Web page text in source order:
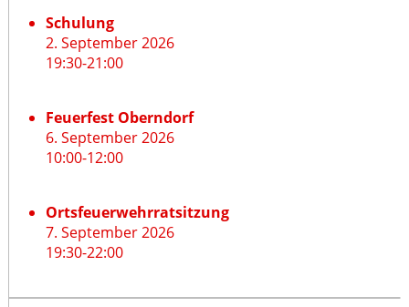
Schulung
2. September 2026
19:30-21:00
Feuerfest Oberndorf
6. September 2026
10:00-12:00
Ortsfeuerwehrratsitzung
7. September 2026
19:30-22:00